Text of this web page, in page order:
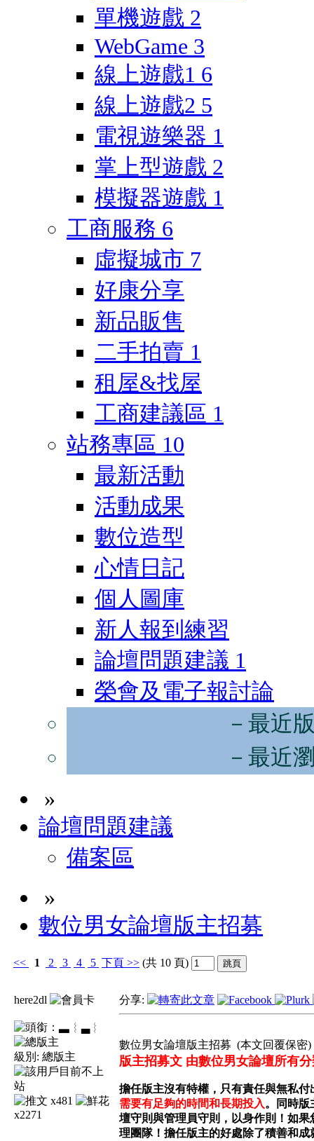
單機遊戲 2
WebGame 3
線上遊戲1 6
線上遊戲2 5
電視遊樂器 1
掌上型遊戲 2
模擬器遊戲 1
工商服務 6
虛擬城市 7
好康分享
新品販售
二手拍賣 1
租屋&找屋
工商建議區 1
站務專區 10
最新活動
活動成果
數位造型
心情日記
個人圖庫
新人報到練習
論壇問題建議 1
榮會及電子報討論
－最近
－最近
»
論壇問題建議
備案區
»
數位男女論壇版主招募
<< 1 2 3 4 5 下頁 >> (共 10 頁)
here2dl
▃︴
級別: 總版主
x481
x2271
分享:
數位男女論壇版主招募 (本文回覆保密)
版主招募文 由數位男女論壇所有
擔任版主沒有特權，只有責任與無私
需要有足夠的時間和長期投入。同時版
壇守則與管理員守則，以身作則！如
理團隊！擔任版主的好處除了積善和